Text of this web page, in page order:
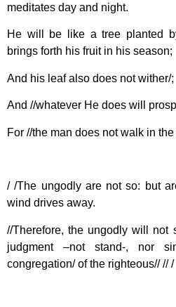
meditates day and night.
He will be like a tree planted
brings forth his fruit in his season;
And his leaf also does not wither/;
And //whatever He does will
For //the man does not walk in
/ /The ungodly are not so: but
wind drives away.
//Therefore, the ungodly will not
judgment –not stand-, nor
congregation/ of the righteous// // /